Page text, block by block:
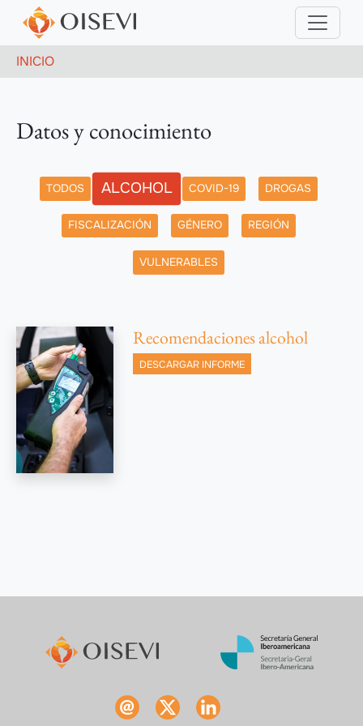
Pasar al contenido principal
Ruta de navegación
INICIO
Datos y conocimiento
TODOS ALCOHOL COVID-19 DROGAS
FISCALIZACIÓN GÉNERO REGIÓN
VULNERABLES
Recomendaciones alcohol
DESCARGAR INFORME